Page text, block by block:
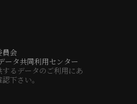
員会
ータ共同利用センター
るデータのご利用にあ
下さい。